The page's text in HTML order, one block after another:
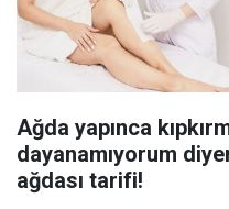
Ağda yapınca
dayanamıyorum diyenlere ev
ağdası tarifi!